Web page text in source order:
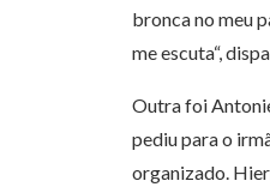
bronca no meu
me escuta“,
Outra foi
pediu para o
organizado.